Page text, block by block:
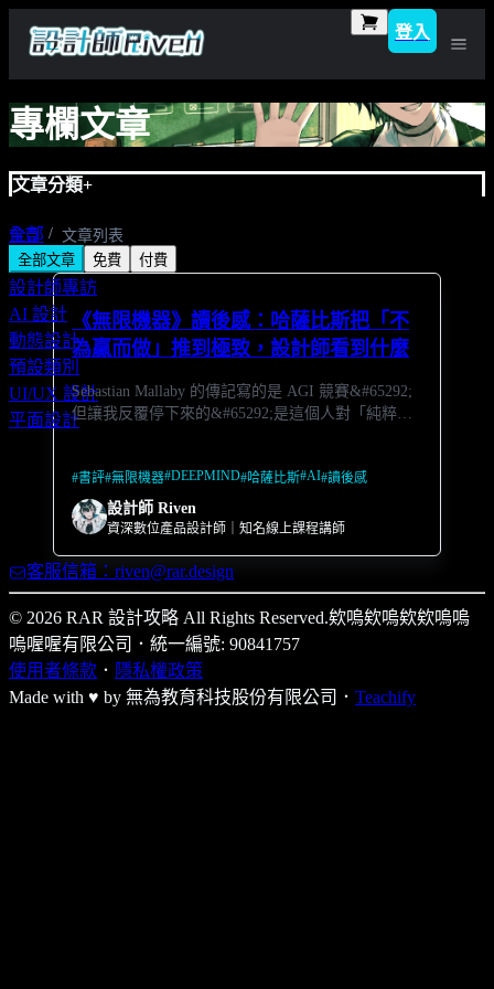
登入
專欄文章
文章分類+
全部
自媒體設計
設計師專訪
AI 設計
動態設計
預設類別
UI/UX 設計
平面設計
首頁
文章列表
全部文章
免費 付費
《無限機器》讀後感：哈薩比斯把「不
為贏而做」推到極致，設計師看到什麼
Sebastian Mallaby 的傳記寫的是 AGI 競賽&#65292;
但讓我反覆停下來的&#65292;是這個人對「純粹」
#書評#無限機器#DEEPMIND#哈薩比斯#AI#讀後感
設計師 Riven
資深數位產品設計師｜知名線上課程講師
客服信箱：riven@rar.design
© 2026 RAR 設計攻略 All Rights Reserved.欸嗚欸嗚欸欸嗚嗚
嗚喔喔有限公司 ． 統一編號: 90841757
使用者條款 ． 隱私權政策
Made with ♥ by 無為教育科技股份有限公司． Teachify